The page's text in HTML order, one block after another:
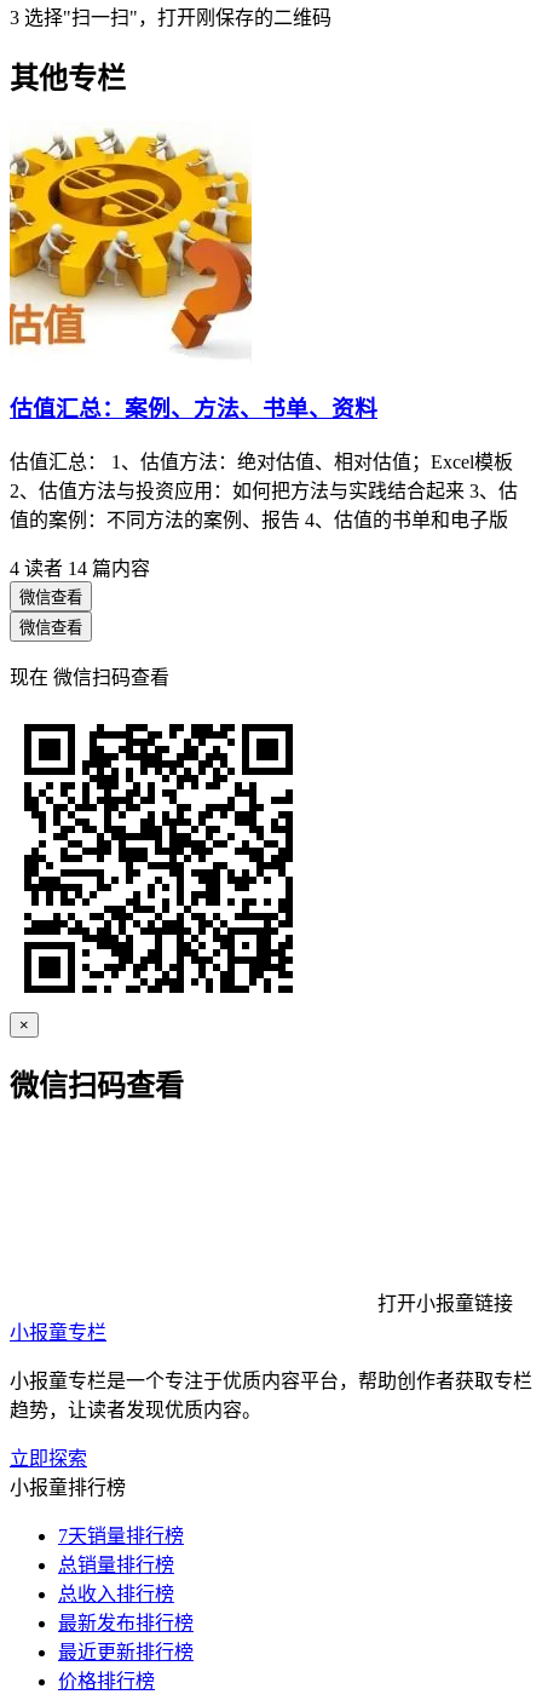
3 选择"扫一扫"，打开刚保存的二维码
其他专栏
估值汇总：案例、方法、书单、资料
估值汇总： 1、估值方法：绝对估值、相对估值；Excel模板
2、估值方法与投资应用：如何把方法与实践结合起来 3、估
值的案例：不同方法的案例、报告 4、估值的书单和电子版
4 读者 14 篇内容
微信查看
微信查看
现在 微信扫码查看
×
微信扫码查看
打开小报童链接
小报童专栏
小报童专栏是一个专注于优质内容平台，帮助创作者获取专栏
趋势，让读者发现优质内容。
立即探索
小报童排行榜
7天销量排行榜
总销量排行榜
总收入排行榜
最新发布排行榜
最近更新排行榜
价格排行榜